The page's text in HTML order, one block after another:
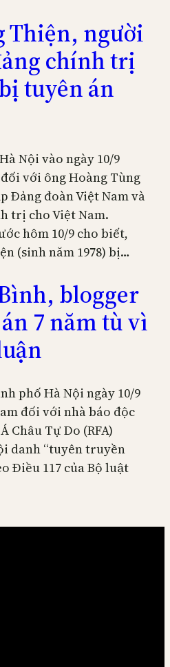
Thiện, người
chính trị
tuyên án
Nội vào ngày 10/9
với ông Hoàng Tùng
Đảng đoàn Việt Nam và
trị cho Việt Nam.
hôm 10/9 cho biết,
(sinh năm 1978) bị…
blogger
7 năm tù vì
phố Hà Nội ngày 10/9
đối với nhà báo độc
Châu Tự Do (RFA)
danh “tuyên truyền
Điều 117 của Bộ luật